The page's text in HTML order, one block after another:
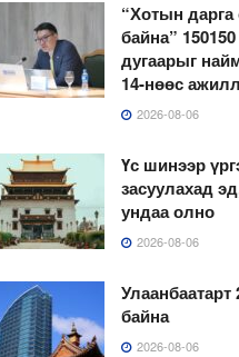
“Хотын
байна” 150150
дугаарыг
14-нөөс
2026-08-06
Үс шинээр
засуулахад
ундаа олно
2026-08-06
байна
2026-08-06